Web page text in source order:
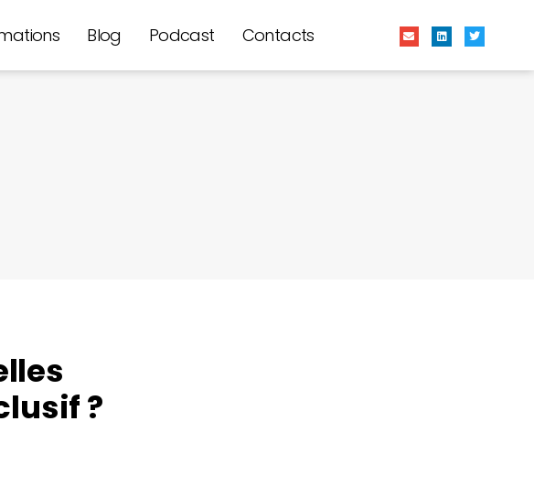
Blog Podcast Contacts
?